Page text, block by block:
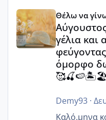
Αύγουστος ήρθε ξανά
Θέλω να
γέλια και
όμορφο
Demy93·
Καλό.μηνα